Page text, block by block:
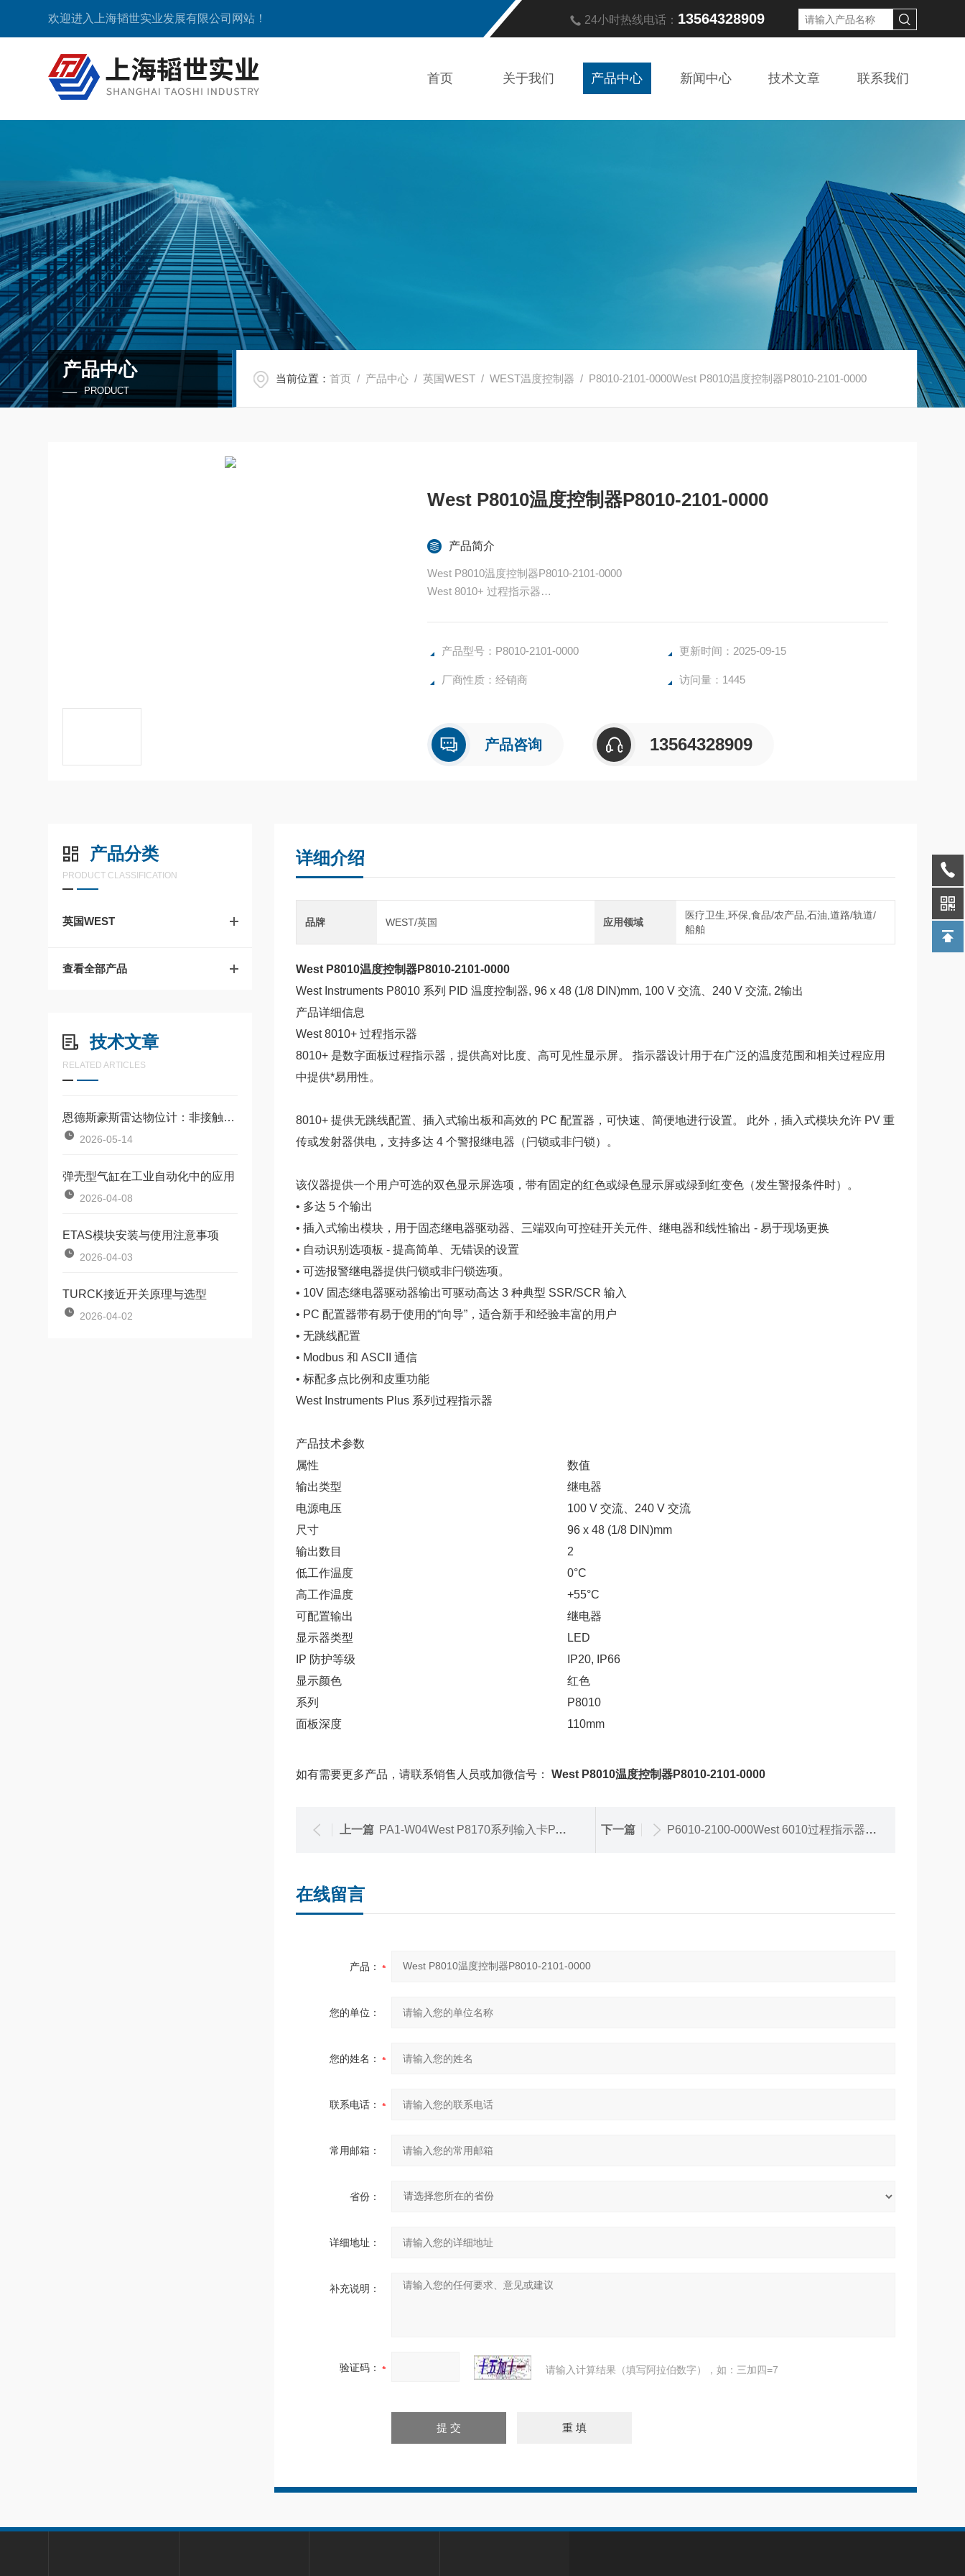
欢迎进入上海韬世实业发展有限公司网站！ 24小时热线电话： 13564328909
首页 关于我们 产品中心 新闻中心 技术文章 联系我们
产品中心
PRODUCT
当前位置：首页 / 产品中心 /英国WEST /WEST温度控制器 / P8010-2101-0000West P8010温度控制器P8010-2101-0000
West P8010温度控制器P8010-2101-0000
产品简介
West P8010温度控制器P8010-2101-0000
West 8010+ 过程指示器
产品型号：P8010-2101-0000
更新时间：2025-09-15
厂商性质：经销商 访问量：1445
产品咨询 13564328909
产品分类
PRODUCT CLASSIFICATION
英国WEST
查看全部产品
技术文章
RELATED ARTICLES
恩德斯豪斯雷达物位计：非接触式物位测量的核心设备
2026-05-14
弹壳型气缸在工业自动化中的应用
2026-04-08
ETAS模块安装与使用注意事项
2026-04-03
TURCK接近开关原理与选型
2026-04-02
详细介绍
品牌 WEST/英国 应用领域
医疗卫生,环保,食品/农产品,石油,道路/轨道/
船舶
West P8010温度控制器P8010-2101-0000
West Instruments P8010 系列 PID 温度控制器, 96 x 48 (1/8 DIN)mm, 100 V 交流、240 V 交流, 2输出
产品详细信息
West 8010+ 过程指示器
8010+ 是数字面板过程指示器，提供高对比度、高可见性显示屏。 指示器设计用于在广泛的温度范围和相关过程应用
中提供*易用性。
8010+ 提供无跳线配置、插入式输出板和高效的 PC 配置器，可快速、简便地进行设置。 此外，插入式模块允许 PV 重
传或发射器供电，支持多达 4 个警报继电器（闩锁或非闩锁）。
该仪器提供一个用户可选的双色显示屏选项，带有固定的红色或绿色显示屏或绿到红变色（发生警报条件时）。
• 多达 5 个输出
• 插入式输出模块，用于固态继电器驱动器、三端双向可控硅开关元件、继电器和线性输出 - 易于现场更换
• 自动识别选项板 - 提高简单、无错误的设置
• 可选报警继电器提供闩锁或非闩锁选项。
• 10V 固态继电器驱动器输出可驱动高达 3 种典型 SSR/SCR 输入
• PC 配置器带有易于使用的“向导”，适合新手和经验丰富的用户
• 无跳线配置
• Modbus 和 ASCII 通信
• 标配多点比例和皮重功能
West Instruments Plus 系列过程指示器
产品技术参数
属性
数值
输出类型
继电器
电源电压
100 V 交流、240 V 交流
尺寸
96 x 48 (1/8 DIN)mm
输出数目
2
低工作温度
0°C
高工作温度
+55°C
可配置输出
继电器
显示器类型
LED
IP 防护等级
IP20, IP66
显示颜色
红色
系列
P8010
面板深度
110mm
如有需要更多产品，请联系销售人员或加微信号： West P8010温度控制器P8010-2101-0000
上一篇 PA1-W04West P8170系列输入卡PA1-W04 下一篇 P6010-2100-000West 6010过程指示器P6010-2100-000
在线留言
产品：
您的单位：
您的姓名：
联系电话：
常用邮箱：
省份：
详细地址：
补充说明：
验证码： 请输入计算结果（填写阿拉伯数字），如：三加四=7